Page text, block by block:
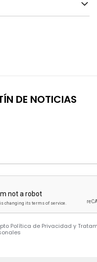
DE NOTICIAS
Política de Privacidad y